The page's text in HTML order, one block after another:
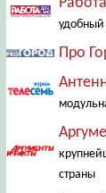
удобный
Про
страны